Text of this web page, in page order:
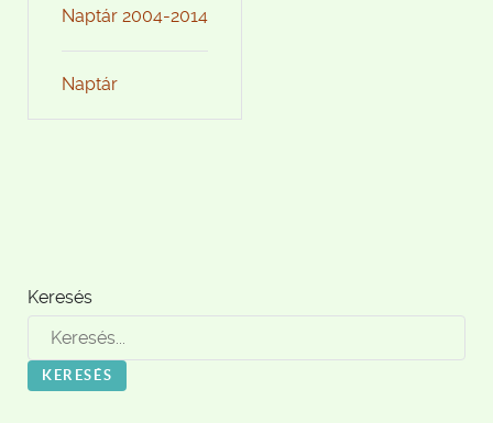
Naptár 2004-2014
Naptár
Keresés
KERESÉS